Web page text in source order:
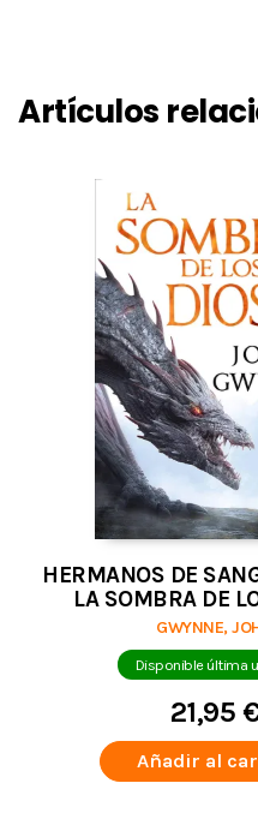
Artículos
HERMANOS DE
LA SOMBRA DE
GWYNNE,
Disponible última
21,95
Añadir al